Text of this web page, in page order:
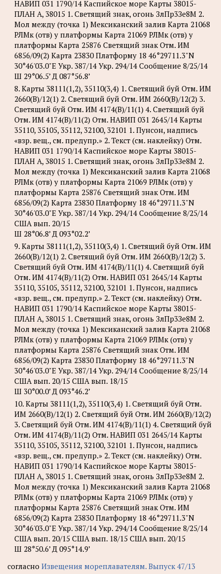
НАВИП 031 1790/14 Каспийское море Карты 38015-
ПЛАН А, 38015 1. Светящий знак, огонь ЗлПр3Зе8М 2.
Мол между (точка 1) Мексиканский залив Карта 21068
РЛМк (отв) у платформы Карта 21069 РЛМк (отв) у
платформы Карта 25876 Светящий знак Отм. ИМ
6856/09(2) Карта 23830 Платформу 18 46°29711.3"N
30°46'03.0"Е Укр. 387/14 Укр. 294/14 Сообщение 8/25/14
Ш 29°06.5’ Д 087°56.8’
8. Карты 38111(1,2), 35110(3,4) 1. Светящий буй Отм. ИМ
2660(В)/12(1) 2. Светящий буй Отм. ИМ 2660(В)/12(2) 3.
Светящий буй Отм. ИМ 4174(B)/11(1) 4. Светящий буй
Отм. ИМ 4174(B)/11(2) Отм. НАВИП 031 2645/14 Карты
35110, 35105, 35112, 32100, 32101 1. Пунсон, надпись
«взр. вещ., см. предупр.» 2. Текст (см. наклейку) Отм.
НАВИП 031 1790/14 Каспийское море Карты 38015-
ПЛАН А, 38015 1. Светящий знак, огонь ЗлПр3Зе8М 2.
Мол между (точка 1) Мексиканский залив Карта 21068
РЛМк (отв) у платформы Карта 21069 РЛМк (отв) у
платформы Карта 25876 Светящий знак Отм. ИМ
6856/09(2) Карта 23830 Платформу 18 46°29711.3"N
30°46'03.0"Е Укр. 387/14 Укр. 294/14 Сообщение 8/25/14
США вып. 20/15
Ш 28°06.8’ Д 093°02.2’
9. Карты 38111(1,2), 35110(3,4) 1. Светящий буй Отм. ИМ
2660(В)/12(1) 2. Светящий буй Отм. ИМ 2660(В)/12(2) 3.
Светящий буй Отм. ИМ 4174(B)/11(1) 4. Светящий буй
Отм. ИМ 4174(B)/11(2) Отм. НАВИП 031 2645/14 Карты
35110, 35105, 35112, 32100, 32101 1. Пунсон, надпись
«взр. вещ., см. предупр.» 2. Текст (см. наклейку) Отм.
НАВИП 031 1790/14 Каспийское море Карты 38015-
ПЛАН А, 38015 1. Светящий знак, огонь ЗлПр3Зе8М 2.
Мол между (точка 1) Мексиканский залив Карта 21068
РЛМк (отв) у платформы Карта 21069 РЛМк (отв) у
платформы Карта 25876 Светящий знак Отм. ИМ
6856/09(2) Карта 23830 Платформу 18 46°29711.3"N
30°46'03.0"Е Укр. 387/14 Укр. 294/14 Сообщение 8/25/14
США вып. 20/15 США вып. 18/15
Ш 30°00.0’ Д 093°46.2’
10. Карты 38111(1,2), 35110(3,4) 1. Светящий буй Отм.
ИМ 2660(В)/12(1) 2. Светящий буй Отм. ИМ 2660(В)/12(2)
3. Светящий буй Отм. ИМ 4174(B)/11(1) 4. Светящий буй
Отм. ИМ 4174(B)/11(2) Отм. НАВИП 031 2645/14 Карты
35110, 35105, 35112, 32100, 32101 1. Пунсон, надпись
«взр. вещ., см. предупр.» 2. Текст (см. наклейку) Отм.
НАВИП 031 1790/14 Каспийское море Карты 38015-
ПЛАН А, 38015 1. Светящий знак, огонь ЗлПр3Зе8М 2.
Мол между (точка 1) Мексиканский залив Карта 21068
РЛМк (отв) у платформы Карта 21069 РЛМк (отв) у
платформы Карта 25876 Светящий знак Отм. ИМ
6856/09(2) Карта 23830 Платформу 18 46°29711.3"N
30°46'03.0"Е Укр. 387/14 Укр. 294/14 Сообщение 8/25/14
США вып. 20/15 США вып. 18/15 США вып. 20/15
Ш 28°50.6’ Д 095°14.9’
согласно Извещения мореплавателям. Выпуск 47/13